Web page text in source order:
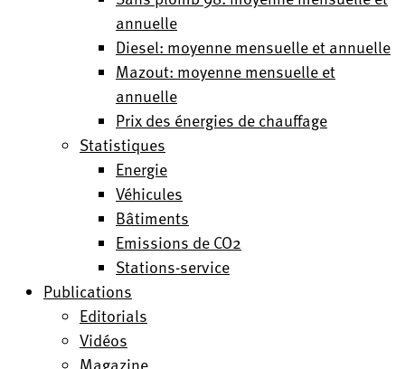
annuelle
Diesel: moyenne mensuelle et annuelle
Mazout: moyenne mensuelle et
annuelle
Prix des énergies de chauffage
Statistiques
Energie
Véhicules
Bâtiments
Emissions de CO2
Stations-service
Publications
Editorials
Vidéos
Magazine